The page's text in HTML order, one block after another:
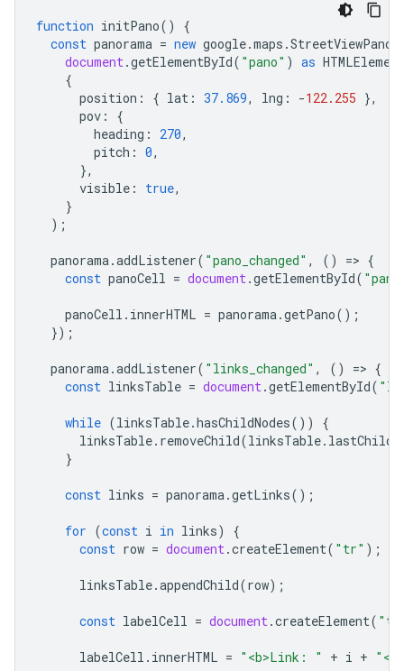
function initPano()
{
const panorama = new google.maps .
document.getElementById( "pano" ) as HTMLElement
{
position : { lat : 37.869, lng : -122.255 },
pov :
{
heading : 270,
pitch : 0,
},
visible : true,
}
);
panorama.addListener( "pano_changed" , () => {
const panoCell = document.getElementById(
panoCell . innerHTML = panorama.getPano();
});
panorama.addListener( "links_changed" , () => {
const linksTable = document.getElementById(
while (linksTable.hasChildNodes())
{
linksTable. removeChild(linksTable. lastChild
}
const links = panorama.getLinks();
for (const i in links)
{
const row = document.createElement( "tr" );
linksTable.appendChild(row);
const labelCell = document.createElement(
labelCell . innerHTML = "<b>Link: " + i + "</